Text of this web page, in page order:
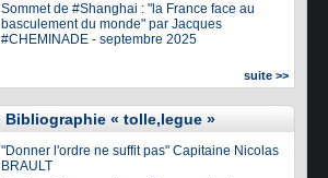
Sommet de #Shanghai : "la France face au
basculement du monde" par Jacques
#CHEMINADE - septembre 2025
suite >>
Bibliographie « tolle,legue »
"Donner l'ordre ne suffit pas" Capitaine Nicolas
BRAULT